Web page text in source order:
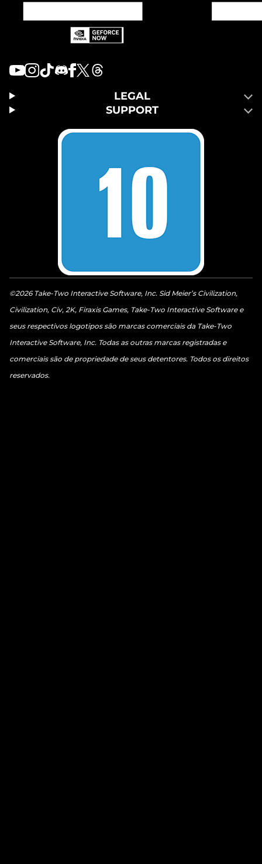
LEGAL
SUPPORT
©2026 Take-Two Interactive Software, Inc. Sid Meier’s Civilization,
Civilization, Civ, 2K, Firaxis Games, Take-Two Interactive Software e
seus respectivos logotipos são marcas comerciais da Take-Two
Interactive Software, Inc. Todas as outras marcas registradas e
comerciais são de propriedade de seus detentores. Todos os direitos
reservados.